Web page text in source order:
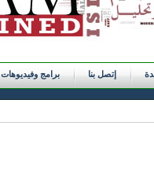
برامج وفيديوهات إتصل بنا